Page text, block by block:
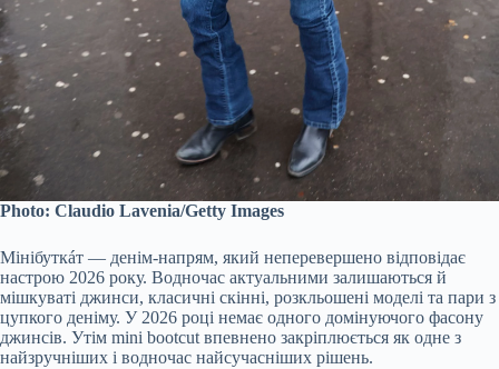
Photo: Claudio Lavenia/Getty Images
Мінібуткáт — денім-напрям, який неперевершено відповідає
настрою 2026 року. Водночас актуальними залишаються й
мішкуваті джинси, класичні скінні, розкльошені моделі та пари з
цупкого деніму. У 2026 році немає одного домінуючого фасону
джинсів. Утім mini bootcut впевнено закріплюється як одне з
найзручніших і водночас найсучасніших рішень.